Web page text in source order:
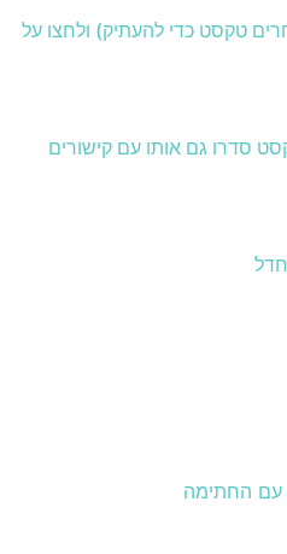
טקסט כדי להעתיק) ולחצו על
סדרו גם אותו עם קישורים